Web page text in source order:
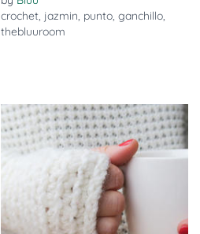
crochet, jazmin, punto, ganchillo,
thebluuroom